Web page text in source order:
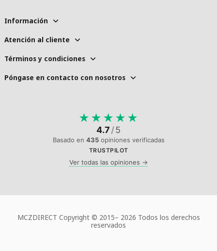
Información
Atención al cliente
Términos y condiciones
Póngase en contacto con nosotros
★ ★ ★ ★ ★
4.7/5
Basado en 435opiniones verificadas
TRUSTPILOT
Ver todas las opiniones →
MCZDIRECT Copyright © 2015– 2026 Todos los derechos
reservados